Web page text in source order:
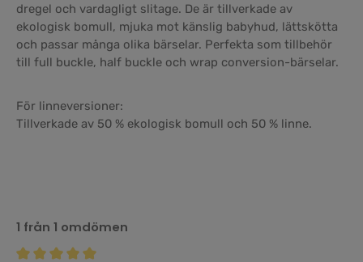
dregel och vardagligt slitage. De är tillverkade av
ekologisk bomull, mjuka mot känslig babyhud, lättskötta
och passar många olika bärselar. Perfekta som tillbehör
till full buckle, half buckle och wrap conversion-bärselar.
För linneversioner:
Tillverkade av 50 % ekologisk bomull och 50 % linne.
1 från 1 omdömen